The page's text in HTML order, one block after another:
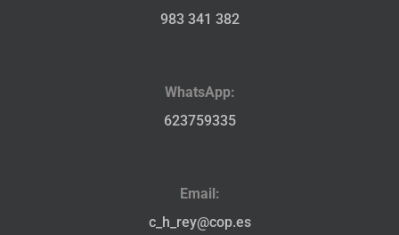
983 341 382
WhatsApp:
623759335
Email:
c_h_rey@cop.es